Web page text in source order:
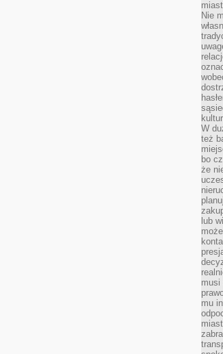
Nie
W
też
bo
że
lub
musi
mu